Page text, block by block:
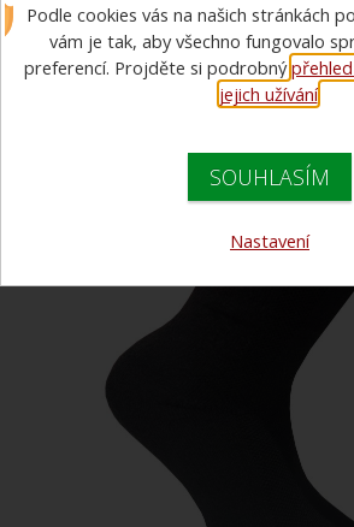
do zásahové obuvi -
Podle cookies vás na našich stránkách
vám je tak, aby všechno fungovalo
preferencí. Projděte si podrobný
jejich užívání.
SOUHLASÍM
Nastavení